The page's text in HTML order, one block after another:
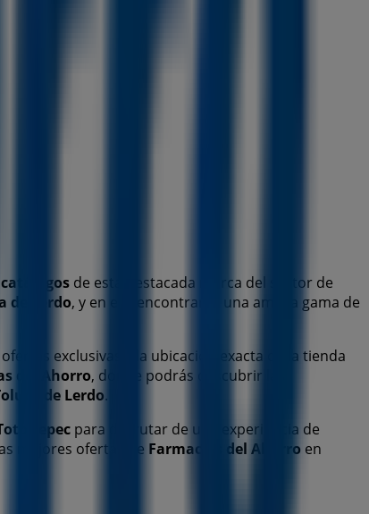
catálogos de esta destacada marca del sector de
de Lerdo, y en ella encontrarás una amplia gama de
exclusivas y la ubicación exacta de la tienda
del Ahorro, donde podrás descubrir las
de Lerdo.
para disfrutar de una experiencia de
mejores ofertas de Farmacias del Ahorro en